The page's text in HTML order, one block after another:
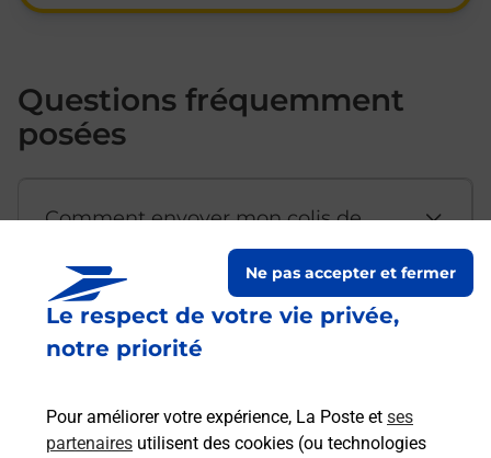
Le respect de votre vie privée,
notre priorité
Pour améliorer votre expérience, La Poste et ses
partenaires utilisent des cookies (ou technologies
Ne pas accepter et fermer
Questions fréquemment
posées
Comment envoyer mon colis de
Est-il possible d’acheter un
emballage directement depuis un